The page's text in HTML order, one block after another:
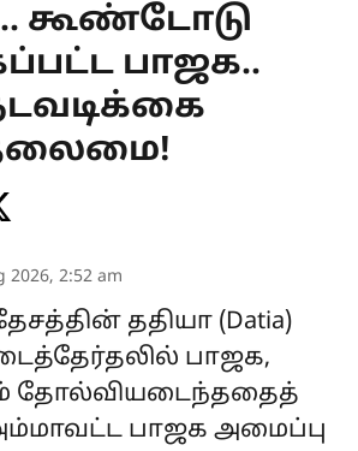
கூண்டோடு
பாஜக..
2026, 2:52 am
ததியா (Datia)
பாஜக,
தோல்வியடைந்ததைத்
பாஜக அமைப்பு